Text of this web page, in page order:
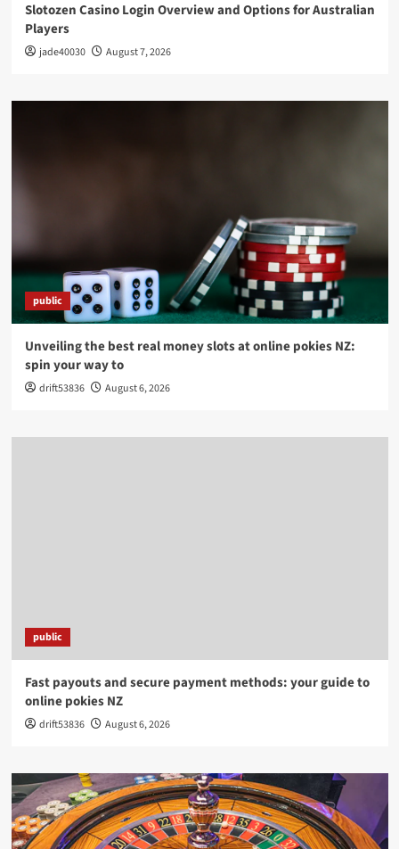
Slotozen Casino Login Overview and Options for Australian
Players
jade40030 August 7, 2026
public
Unveiling the best real money slots at online pokies NZ:
spin your way to
drift53836 August 6, 2026
public
Fast payouts and secure payment methods: your guide to
online pokies NZ
drift53836 August 6, 2026